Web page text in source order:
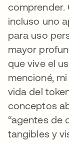
comprender.
incluso uno
para uso
mayor
que vive el
mencioné,
vida del
conceptos
“agentes de
tangibles y